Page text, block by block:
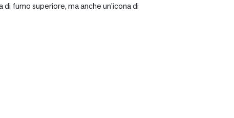
fumo superiore, ma anche un’icona di